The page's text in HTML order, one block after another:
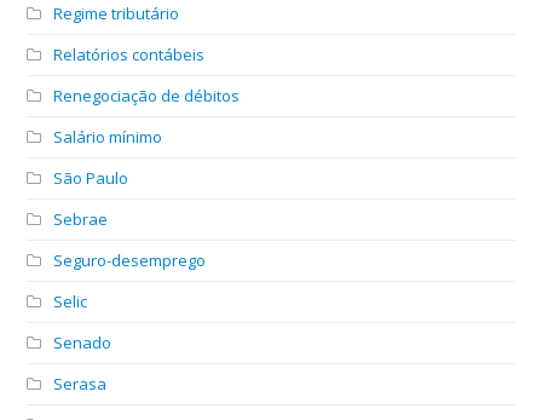
Regime tributário
Relatórios contábeis
Renegociação de débitos
Salário mínimo
São Paulo
Sebrae
Seguro-desemprego
Selic
Senado
Serasa